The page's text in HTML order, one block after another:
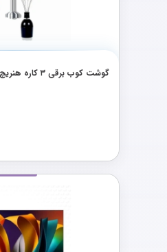
گوشت کوب برقی ۳ کاره هنریچ مدل HSM 8613